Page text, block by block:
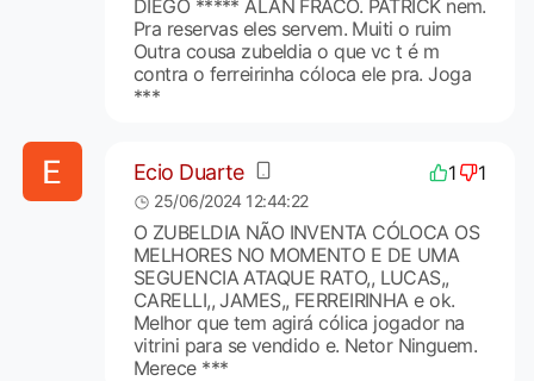
DIEGO ***** ALAN FRACO. PATRICK nem.
Pra reservas eles servem. Muiti o ruim
Outra cousa zubeldia o que vc t é m
contra o ferreirinha cóloca ele pra. Joga
***
Ecio Duarte 1 1
25/06/2024 12:44:22
O ZUBELDIA NÃO INVENTA CÓLOCA OS
MELHORES NO MOMENTO E DE UMA
SEGUENCIA ATAQUE RATO,, LUCAS,,
CARELLI,, JAMES,, FERREIRINHA e ok.
Melhor que tem agirá cólica jogador na
vitrini para se vendido e. Netor Ninguem.
Merece ***